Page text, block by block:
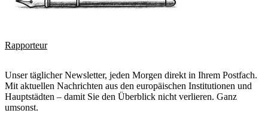
Rapporteur
Unser täglicher Newsletter, jeden Morgen direkt in Ihrem Postfach.
Mit aktuellen Nachrichten aus den europäischen Institutionen und
Hauptstädten – damit Sie den Überblick nicht verlieren. Ganz
umsonst.